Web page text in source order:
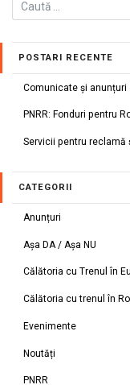
POSTARI RECENTE
Comunicate și anunțuri
PNRR: Fonduri pentru
Servicii pentru reclamă
CATEGORII
Anunțuri
Așa DA / Așa NU
Călătoria cu Trenul în
Călătoria cu trenul în
Evenimente
Noutăți
PNRR